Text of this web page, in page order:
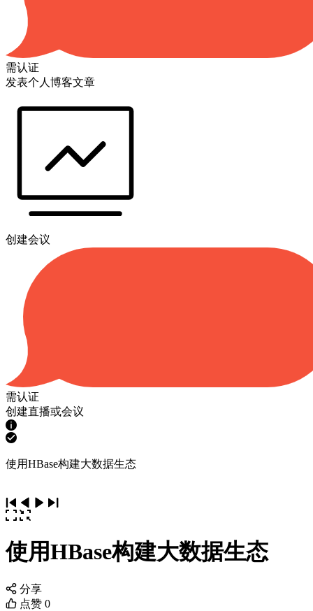
需认证
发表个人博客文章
创建会议
需认证
创建直播或会议
使用HBase构建大数据生态
使用HBase构建大数据生态
分享
点赞 0